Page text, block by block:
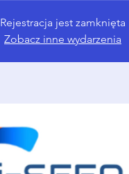
Rejestracja jest zamknięta
Zobacz inne wydarzenia